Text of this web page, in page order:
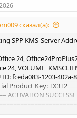
сказал(а):
SPP KMS-Server
24,
24,
ID: fceda083-1203-402a-
Product Key: TX3T2
ACTIVATION